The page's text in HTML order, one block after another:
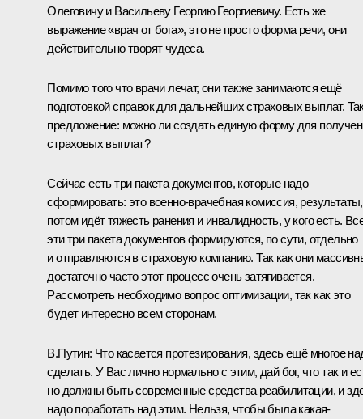
Олеговичу и Васильеву Георгию Георгиевичу. Есть же
выражение «врач от бога», это не просто форма речи, они
действительно творят чудеса.
Помимо того что врачи лечат, они также занимаются ещё
подготовкой справок для дальнейших страховых выплат.
предложение: можно ли создать единую форму для
страховых выплат?
Сейчас есть три пакета документов, которые надо
сформировать: это военно-врачебная комиссия, результаты,
потом идёт тяжесть ранения и инвалидность, у кого есть.
эти три пакета документов формируются, по сути, отдельно
и отправляются в страховую компанию. Так как они
достаточно часто этот процесс очень затягивается.
Рассмотреть необходимо вопрос оптимизации, так как это
будет интересно всем сторонам.
В.Путин: Что касается протезирования, здесь ещё многое
сделать. У Вас лично нормально с этим, дай бог, что так и
но должны быть современные средства реабилитации, и
надо поработать над этим. Нельзя, чтобы была какая-